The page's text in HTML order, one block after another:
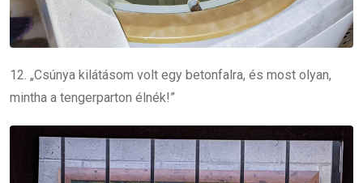
12. „Csúnya kilátásom volt egy betonfalra, és most olyan,
mintha a tengerparton élnék!”